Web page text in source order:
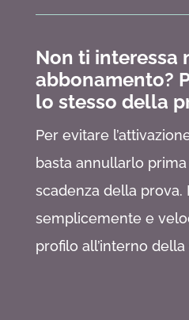
Non ti interessa
abbonamento?
lo stesso della
Per evitare
basta annullarlo
scadenza della prova.
semplicemente e
profilo all’interno della